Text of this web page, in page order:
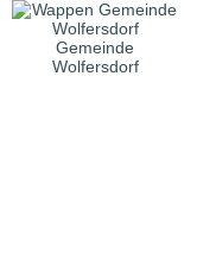
Gemeinde
Wolfersdorf